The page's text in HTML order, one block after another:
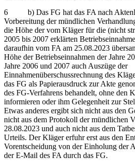
6 b) Das FG hat das FA nach
Vorbereitung der mündlichen
die Höhe der vom Kläger für die (nicht
2005 bis 2007 erklärten
daraufhin vom FA am 25.08.2023
Höhe der Betriebseinnahmen der Jahre
Jahre 2006 und 2007 auch Auszüge der
Einnahmenüberschussrechnung des
das FG als Papierausdruck zur Akte
des FG-Verfahrens behandelt, ohne den
informieren oder ihm Gelegenheit zur
Etwas anderes ergibt sich nicht aus den
nicht aus dem Protokoll der mündlichen
28.08.2023 und auch nicht aus dem
Urteils. Der Kläger erfuhr erst aus den
Vorentscheidung von der Einholung der
der E-Mail des FA durch das FG.